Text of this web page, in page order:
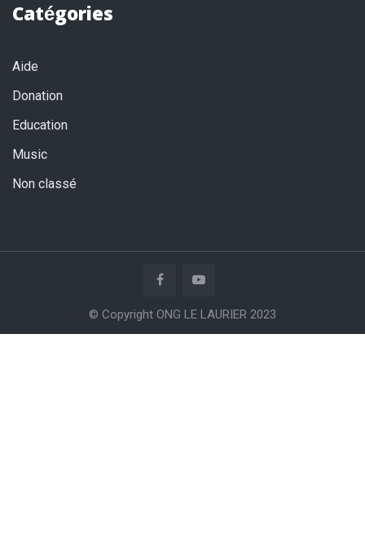
Catégories
Aide
Donation
Education
Music
Non classé
© Copyright ONG LE LAURIER 2023